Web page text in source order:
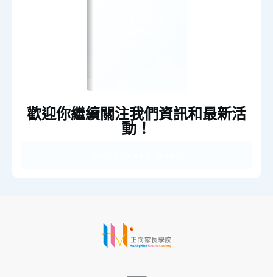
歡迎你繼續關注我們資訊和最新活
動！